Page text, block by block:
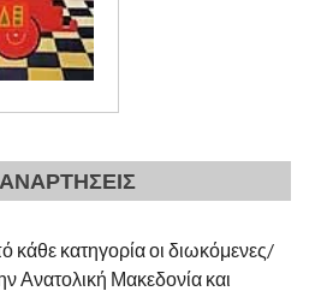
κάθε κατηγορία οι διωκόμενες/
Ανατολική Μακεδονία και